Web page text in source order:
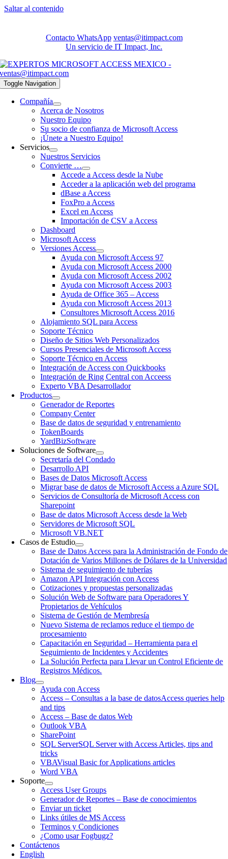
Saltar al contenido
Contacto WhatsApp ventas@itimpact.com
Un servicio de IT Impact, Inc.
Toggle Navigation
Compañía
Acerca de Nosotros
Nuestro Equipo
Su socio de confianza de Microsoft Access
¡Únete a Nuestro Equipo!
Servicios
Nuestros Servicios
Convierte …
Accede a Access desde la Nube
Acceder a la aplicación web del programa
dBase a Access
FoxPro a Access
Excel en Access
Importación de CSV a Access
Dashboard
Microsoft Access
Versiones Access
Ayuda con Microsoft Access 97
Ayuda con Microsoft Access 2000
Ayuda con Microsoft Access 2002
Ayuda con Microsoft Access 2003
Ayuda de Office 365 – Access
Ayuda con Microsoft Access 2013
Consultores Microsoft Access 2016
Alojamiento SQL para Access
Soporte Técnico
Diseño de Sitios Web Personalizados
Cursos Presenciales de Microsoft Access
Soporte Técnico en Access
Integración de Access con Quickbooks
Integración de Ring Central con Acceess
Experto VBA Desarrollador
Productos
Generador de Reportes
Company Center
Base de datos de seguridad y entrenamiento
TokenBoards
YardBizSoftware
Soluciones de Software
Secretaría del Condado
Desarrollo API
Bases de Datos Microsoft Access
Migrar base de datos de Microsoft Access a Azure SQL
Servicios de Consultoría de Microsoft Access con
Sharepoint
Base de datos Microsoft Access desde la Web
Servidores de Microsoft SQL
Microsoft VB.NET
Casos de Estudio
Base de Datos Access para la Administración de Fondo de
Dotación de Varios Millones de Dólares de la Universidad
Sistema de seguimiento de tuberías
Amazon API Integración con Access
Cotizaciones y propuestas personalizadas
Solución Web de Software para Operadores Y
Propietarios de Vehículos
Sistema de Gestión de Membresía
Nuevo Sistema de reclamos reduce el tiempo de
procesamiento
Capacitación en Seguridad – Herramienta para el
Seguimiento de Incidentes y Accidentes
La Solución Perfecta para Llevar un Control Eficiente de
Registros Médicos.
Blog
Ayuda con Access
Access – Consultas a la base de datosAccess queries help
and tips
Access – Base de datos Web
Outlook VBA
SharePoint
SQL ServerSQL Server with Access Articles, tips and
tricks
VBAVisual Basic for Applications articles
Word VBA
Soporte
Access User Groups
Generador de Reportes – Base de conocimientos
Enviar un ticket
Links útiles de MS Access
Terminos y Condiciones
¿Como usar Fogbugz?
Contáctenos
English